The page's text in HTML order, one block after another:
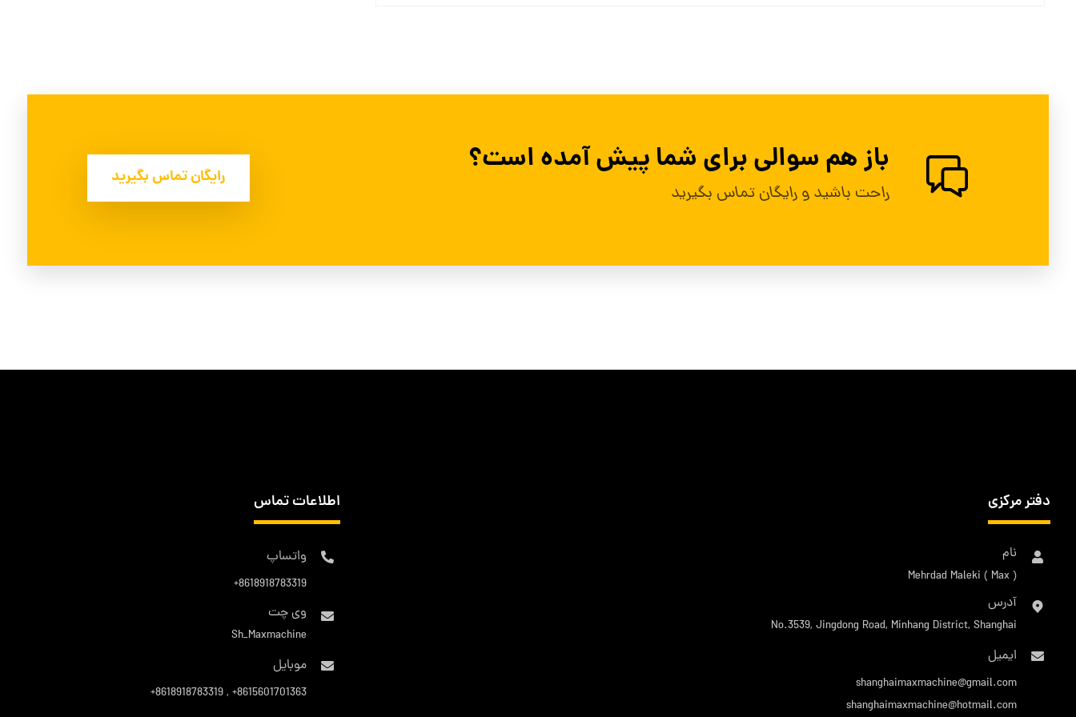
باز هم سوالی برای شما پیش آمده است؟
راحت باشید و رایگان تماس بگیرید
رایگان تماس بگیرید
دفتر مرکزی
نام
Mehrdad Maleki ( Max )
آدرس
No.3539, Jingdong Road, Minhang District, Shanghai
ایمیل
shanghaimaxmachine@gmail.com
shanghaimaxmachine@hotmail.com
اطلاعات تماس
واتساپ
8618918783319+
وی چت
Sh_Maxmachine
موبایل
8615601701363+ , 8618918783319+